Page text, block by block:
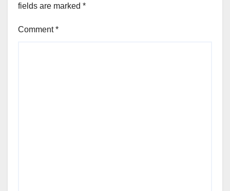
fields are marked *
Comment*